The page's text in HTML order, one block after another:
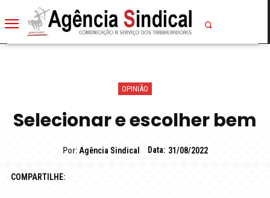
OPINIÃO
Selecionar e escolher bem
Por: Agência Sindical Data: 31/08/2022
COMPARTILHE: